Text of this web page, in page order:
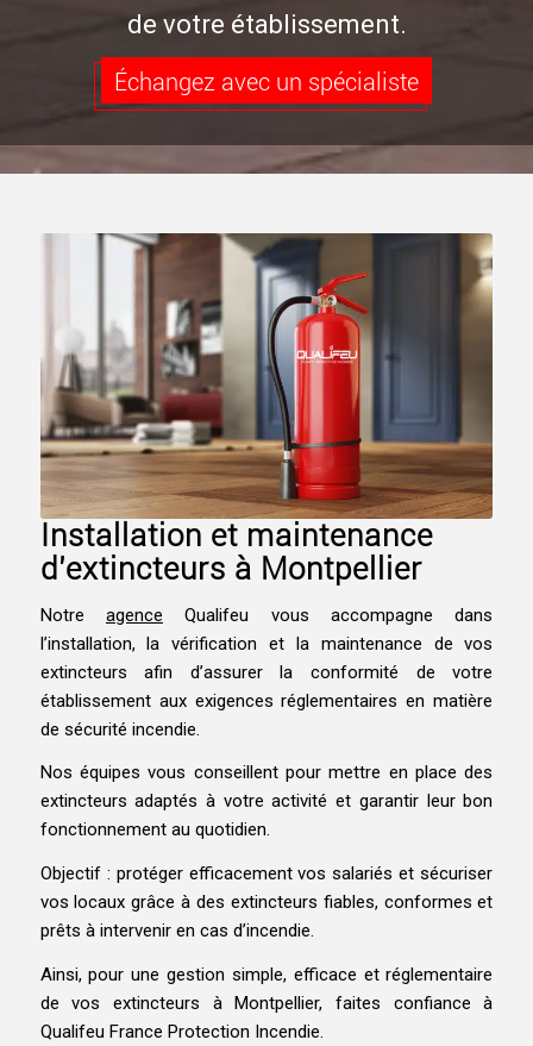
de votre établissement.
Échangez avec un spécialiste
Installation et maintenance
d’extincteurs à Montpellier
Notre agence Qualifeu vous accompagne dans
l’installation, la vérification et la maintenance de vos
extincteurs afin d’assurer la conformité de votre
établissement aux exigences réglementaires en matière
de sécurité incendie.
Nos équipes vous conseillent pour mettre en place des
extincteurs adaptés à votre activité et garantir leur bon
fonctionnement au quotidien.
Objectif : protéger efficacement vos salariés et sécuriser
vos locaux grâce à des extincteurs fiables, conformes et
prêts à intervenir en cas d’incendie.
Ainsi, pour une gestion simple, efficace et réglementaire
de vos extincteurs àMontpellier, faites confiance à
Qualifeu France Protection Incendie.